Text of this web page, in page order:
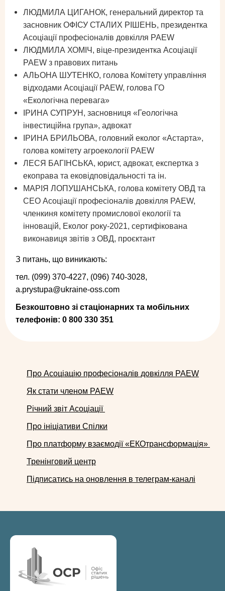
ЛЮДМИЛА ЦИГАНОК, генеральний директор та
засновник ОФІСУ СТАЛИХ РІШЕНЬ, президентка
Асоціації професіоналів довкілля PAEW
ЛЮДМИЛА ХОМІЧ, віце-президентка Асоціації
PAEW з правових питань
АЛЬОНА ШУТЕНКО, голова Комітету управління
відходами Асоціації PAEW, голова ГО
«Екологічна перевага»
ІРИНА СУПРУН, засновниця «Геологічна
інвестиційна група», адвокат
ІРИНА БРИЛЬОВА, головний еколог «Астарта»,
голова комітету агроекології PAEW
ЛЕСЯ БАГІНСЬКА, юрист, адвокат, експертка з
екоправа та ековідповідальності та ін.
МАРІЯ ЛОПУШАНСЬКА, голова комітету ОВД та
СЕО Асоціації професіоналів довкілля PAEW,
членкиня комітету промислової екології та
інновацій, Еколог року-2021, сертифікована
виконавиця звітів з ОВД, проєктант
З питань, що виникають:
тел. (099) 370-4227, (096) 740-3028,
a.prystupa@ukraine-oss.com
Безкоштовно зі стаціонарних та мобільних
телефонів: 0 800 330 351
Про Асоціацію професіоналів довкілля PAEW
Як стати членом PAEW
Річний звіт Асоціації
Про ініціативи Спілки
Про платформу взаємодії «ЕКОтрансформація»
Тренінговий центр
Підписатись на оновлення в телеграм-каналі